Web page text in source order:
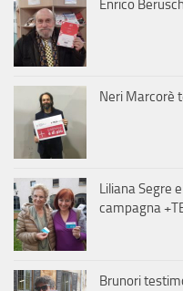
Enrico
Neri Marcorè
Liliana Segre
campagna
Brunori